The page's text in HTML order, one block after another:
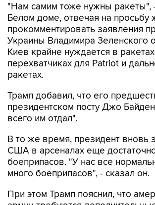
"Нам самим тоже нужны ракеты",
Белом доме, отвечая на просьбу
прокомментировать заявления
Украины Владимира Зеленского
Киев крайне нуждается в
перехватчиках для Patriot и
ракетах.
Трамп добавил, что его
президентском посту Джо
всего им отдал".
В то же время, президент вновь
США в арсеналах еще
боеприпасов. "У нас все
много боеприпасов", - сказал он.
При этом Трамп пояснил, что